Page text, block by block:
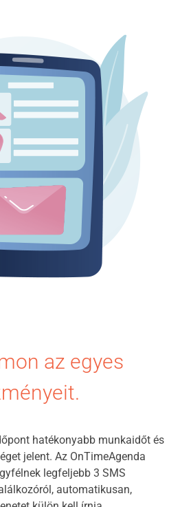
az egyes
hatékonyabb munkaidőt és
jelent. Az OnTimeAgenda
legfeljebb 3 SMS
automatikusan,